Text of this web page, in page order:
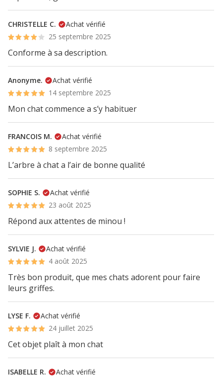
CHRISTELLE C.
Achat vérifié
25 septembre 2025
Conforme à sa description.
Anonyme.
Achat vérifié
14 septembre 2025
Mon chat commence a s’y habituer
FRANCOIS M.
Achat vérifié
8 septembre 2025
L’arbre à chat a l’air de bonne qualité
SOPHIE S.
Achat vérifié
23 août 2025
Répond aux attentes de minou !
SYLVIE J.
Achat vérifié
4 août 2025
Très bon produit, que mes chats adorent pour faire
leurs griffes.
LYSE F.
Achat vérifié
24 juillet 2025
Cet objet plaît à mon chat
ISABELLE R.
Achat vérifié